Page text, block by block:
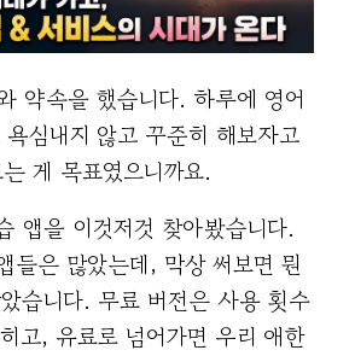
약속을 했습니다. 하루에 영어
심내지 않고 꾸준히 해보자고
게 목표였으니까요.
앱을 이것저것 찾아봤습니다.
들은 많았는데, 막상 써보면 뭔
습니다. 무료 버전은 사용 횟수
고, 유료로 넘어가면 우리 애한